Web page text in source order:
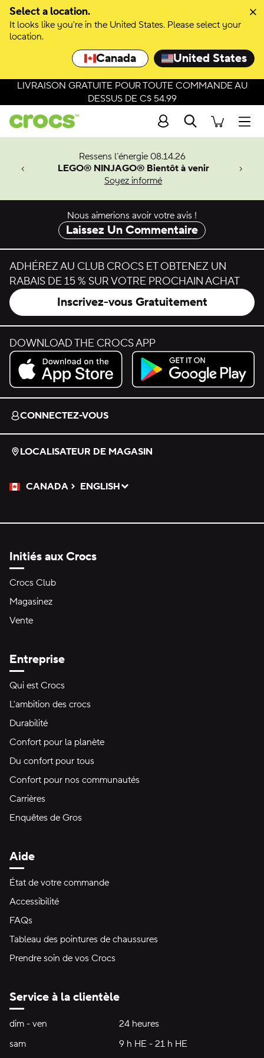
Select a location.
It looks like you're in the United States. Please select your
location.
Canada United States
LIVRAISON GRATUITE POUR TOUTE COMMANDE AU
DESSUS DE C$ 54.99
Recherche
Ressens l’énergie 08.14.26
LEGO® NINJAGO® Bientôt à venir
Soyez informé
Man.
Nous aimerions avoir votre avis !
Laissez Un Commentaire
ADHÉREZ AU CLUB CROCS ET OBTENEZ UN
RABAIS DE 15 % SUR VOTRE PROCHAIN ACHAT
Inscrivez-vous Gratuitement
DOWNLOAD THE CROCS APP
Download on the App Store.
Get it on Google Play.
CONNECTEZ-VOUS
LOCALISATEUR DE MAGASIN
CANADA
Veuillez sélectionner une langue
ENGLISH
Sélectionné
Initiés aux Crocs
Crocs Club
Magasinez
Vente
Entreprise
Qui est Crocs
L'ambition des crocs
Durabilité
Confort pour la planète
Du confort pour tous
Confort pour nos communautés
Carrières
Enquêtes de Gros
Aide
État de votre commande
Accessibilité
FAQs
Tableau des pointures de chaussures
Prendre soin de vos Crocs
Service à la clientèle
Heures d'ouverture:
dim - ven dimanche à vendredi24 heures24 heures
sam
9 h HE - 21 h HE9 h HE - 21 h HE